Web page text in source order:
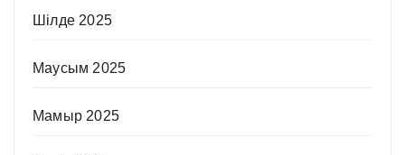
Шілде 2025
Маусым 2025
Мамыр 2025